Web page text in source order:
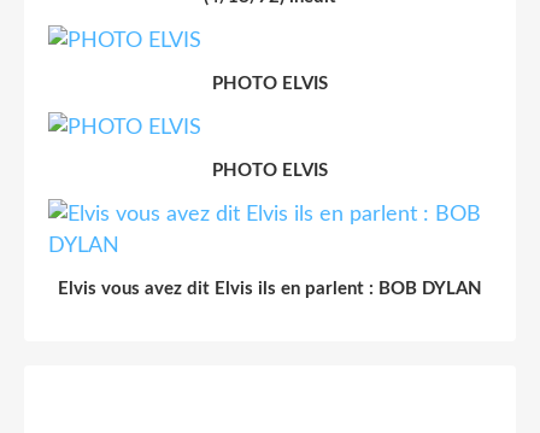
PHOTO ELVIS
PHOTO ELVIS
Elvis vous avez dit Elvis ils en parlent : BOB DYLAN